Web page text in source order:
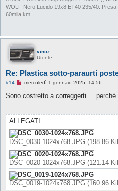
WOLF Nero Lucido 19x8 ET40 235/40.
60mila km
vincz
Utente
Re: Plastica sotto-paraurti
#14
M
s
g
i
o
d
a
l
e
g
g
e
r
e
mercoledì 1 gennaio 2025, 14:56
Sono costretto a correggerti....
ALLEGATI
DSC_0030-1024x768.JPG (198.86
DSC_0020-1024x768.JPG (121.14
DSC_0019-1024x768.JPG (160.96